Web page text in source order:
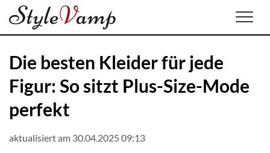
Die besten Kleider für jede
Figur: So sitzt Plus-Size-Mode
perfekt
aktualisiert am 30.04.2025 09:13